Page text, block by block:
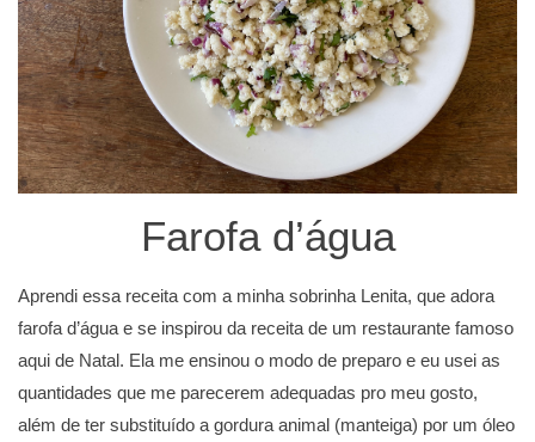
Farofa d’água
Aprendi essa receita com a minha sobrinha Lenita, que adora
farofa d’água e se inspirou da receita de um restaurante famoso
aqui de Natal. Ela me ensinou o modo de preparo e eu usei as
quantidades que me parecerem adequadas pro meu gosto,
além de ter substituído a gordura animal (manteiga) por um óleo